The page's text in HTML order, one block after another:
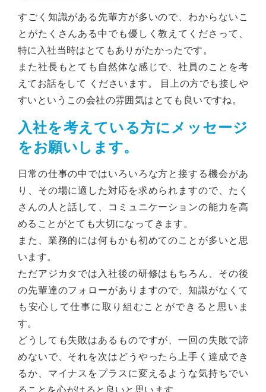
すごく知識がある先輩方が多いので、わからないこ
とがたくさんある中でも優しく教えてくださって、
特に入社当時はとてもありがたかったです。
また社長もとても自然体な感じで、社員のことを考
えてお話をして くださいます。 目上の方でも接しや
すいというこの会社の雰囲気はとても良いですね。
入社を考えている方にメッセージ
をお願いします。
日常の仕事の中ではいろいろな方と接する機会があ
り、その場に適した対応を求められますので、たく
さんの人と話して、コミュニケーションの能力を高
めることがとても大切になってきます。
また、業務的には何もかも初めてのことが多いと思
います。
ただアジカタでは入社後の研修はもちろん、その後
の先輩達のフォローがありますので、知識がなくて
も安心して仕事に取り組むことができると思いま
す。
どうしても失敗はあるものですが、一回の失敗で諦
めないで、それを次はどうやったら上手く達成でき
るか、マイナスをプラスに変えるような気持ちでい
ることを心がけると良いと思います。